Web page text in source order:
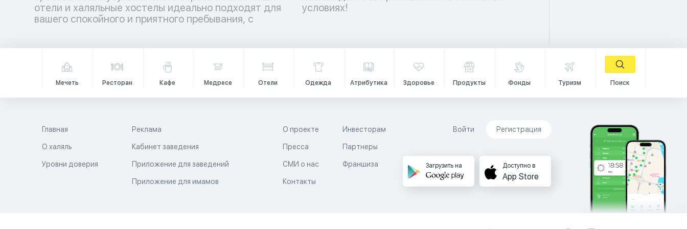
отели и халяльные хостелы идеально подходят для
вашего спокойного и приятного пребывания, с
условиях!
Мечеть Ресторан Кафе Медресе Отели Одежда Атрибутика Здоровье Продукты Фонды Туризм Поиск
Главная
О халяль
Уровни доверия
Реклама
Кабинет заведения
Приложение для заведений
Приложение для имамов
О проекте
Пресса
СМИ о нас
Контакты
Инвесторам
Партнеры
Франшиза
Войти Регистрация
Загрузить на Доступно в
App Store